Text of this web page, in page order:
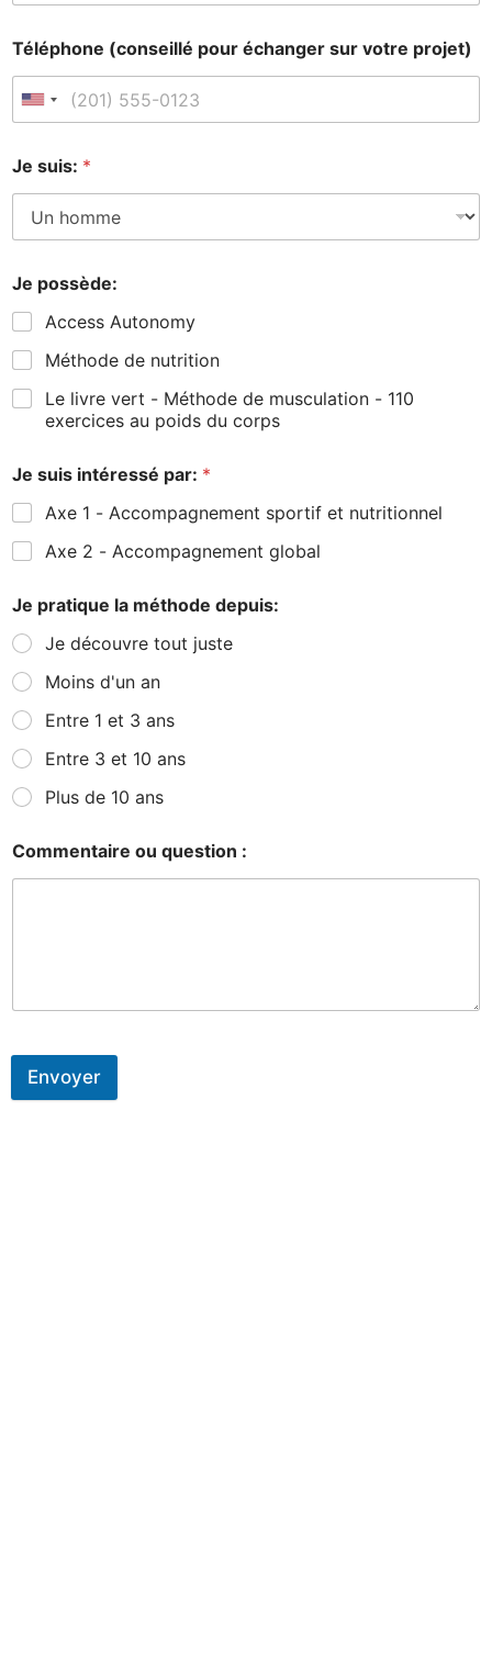
Téléphone (conseillé pour échanger sur votre projet)
Je suis: *
Je possède:
Access Autonomy
Méthode de nutrition
Le livre vert - Méthode de musculation - 110
exercices au poids du corps
Je suis intéressé par: *
Axe 1 - Accompagnement sportif et nutritionnel
Axe 2 - Accompagnement global
Je pratique la méthode depuis:
Je découvre tout juste
Moins d'un an
Entre 1 et 3 ans
Entre 3 et 10 ans
Plus de 10 ans
Commentaire ou question :
Envoyer